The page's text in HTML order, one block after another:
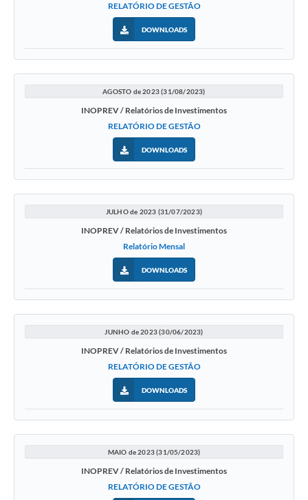
RELATÓRIO DE GESTÃO
DOWNLOADS
AGOSTO de 2023 (31/08/2023)
INOPREV / Relatórios de Investimentos
RELATÓRIO DE GESTÃO
DOWNLOADS
JULHO de 2023 (31/07/2023)
INOPREV / Relatórios de Investimentos
Relatório Mensal
DOWNLOADS
JUNHO de 2023 (30/06/2023)
INOPREV / Relatórios de Investimentos
RELATÓRIO DE GESTÃO
DOWNLOADS
MAIO de 2023 (31/05/2023)
INOPREV / Relatórios de Investimentos
RELATÓRIO DE GESTÃO